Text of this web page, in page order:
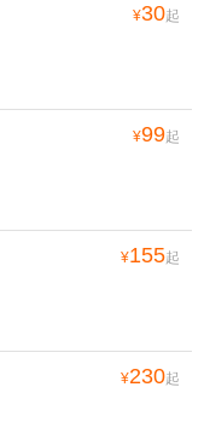
¥30起
¥99起
¥155起
¥230起